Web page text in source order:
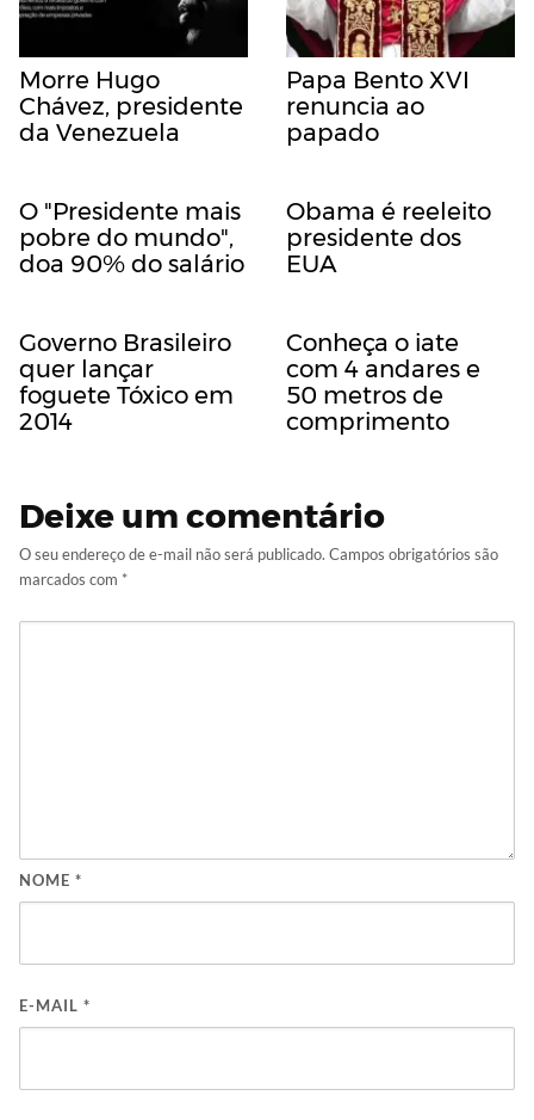
Morre Hugo
Chávez, presidente
da Venezuela
Papa Bento XVI
renuncia ao
papado
O "Presidente mais
pobre do mundo",
doa 90% do salário
Obama é reeleito
presidente dos
EUA
Governo Brasileiro
quer lançar
foguete Tóxico em
2014
Conheça o iate
com 4 andares e
50 metros de
comprimento
Deixe um comentário
O seu endereço de e-mail não será publicado. Campos obrigatórios são
marcados com *
NOME *
E-MAIL *